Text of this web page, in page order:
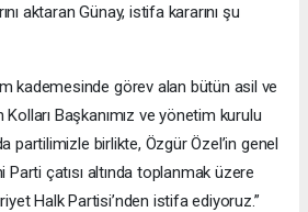
aktaran Günay, istifa kararını şu
kademesinde görev alan bütün asil ve
Kolları Başkanımız ve yönetim kurulu
partilimizle birlikte, Özgür Özel’in genel
Parti çatısı altında toplanmak üzere
Halk Partisi’nden istifa ediyoruz.”